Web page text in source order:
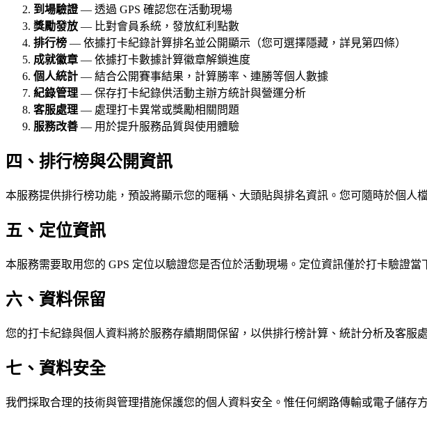
到場驗證— 透過 GPS 確認您在活動現場
獎勵發放 — 比對會員系統，發放紅利點數
排行榜 — 依據打卡紀錄計算排名並公開顯示（您可選擇隱藏，詳見第四條）
成就徽章 — 依據打卡數據計算徽章解鎖進度
個人統計 — 結合公開賽事結果，計算勝率、連勝等個人數據
紀錄管理 — 保存打卡紀錄供活動主辦方統計與營運分析
客服處理 — 處理打卡異常或獎勵相關問題
服務改善 — 用於提升服務品質與使用體驗
四、排行榜與公開資訊
本服務提供排行榜功能，預設將顯示您的暱稱、大頭貼與排名資訊。您可隨時於個人
五、定位資訊
本服務需要取用您的 GPS 定位以驗證您是否位於活動現場。定位資訊僅於打卡驗證
六、資料保留
您的打卡紀錄與個人資料將於服務存續期間保留，以供排行榜計算、統計分析及客服
七、資料安全
我們採取合理的技術與管理措施保護您的個人資料安全。惟任何網路傳輸或電子儲存